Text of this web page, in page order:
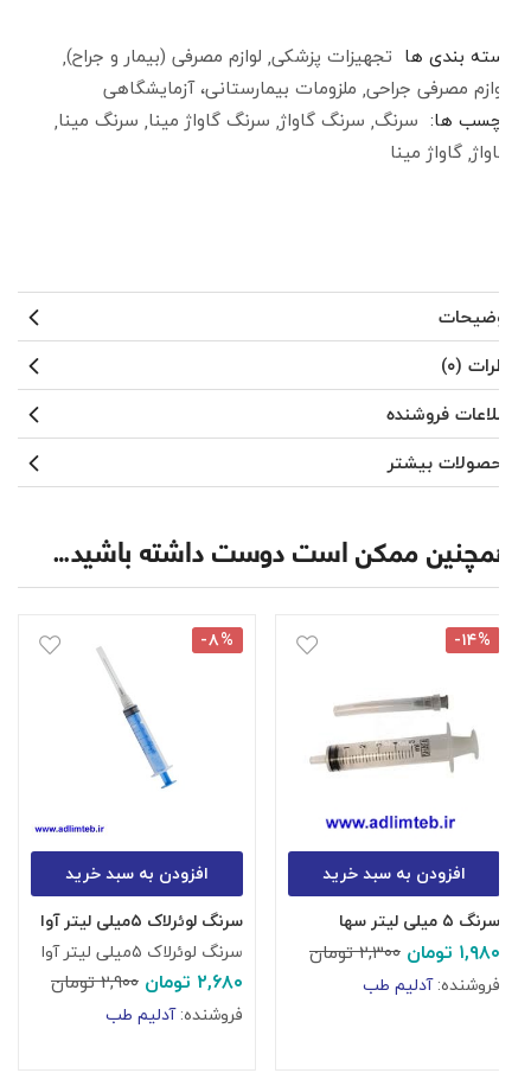
دسته بندی هاتجهیزات پزشکی لوازم مصرفی (بیمار و جراح)
لوازم مصرفی جراحی ملزومات بیمارستانی، آزمایشگاهی
برچسب ها:سرنگ سرنگ گاواژ سرنگ گاواژ مینا سرنگ مینا
گاواژ گاواژ مینا
توضیحات
نظرات (۰)
اطلاعات فروشنده
محصولات بیشتر
همچنین ممکن است دوست داشته باشید…
افزودن به سبد خرید
-۱۴%
سرنگ ۵ میلی لیتر سها
۱,۹۸۰ تومان۲,۳۰۰تومان
فروشنده:آدلیم طب
افزودن به سبد خرید
-۸%
سرنگ لوئرلاک ۵میلی لیتر آوا
سرنگ لوئرلاک ۵میلی لیتر آوا
۲,۶۸۰تومان۲,۹۰۰تومان
فروشنده:آدلیم طب